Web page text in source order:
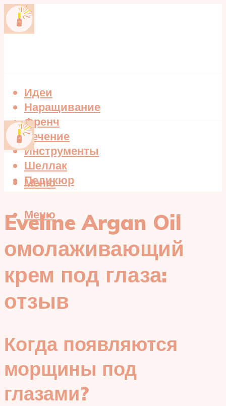
Идеи
Наращивание
Френч
Лечение
Инструменты
Шеллак
Педикюр
Меню
Меню
Eveline Argan Oil
омолаживающий
крем под глаза:
отзыв
Когда появляются
морщины под
глазами?